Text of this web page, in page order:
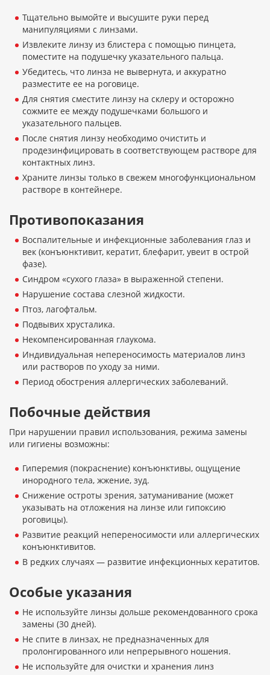
Тщательно вымойте и высушите руки перед
манипуляциями с линзами.
Извлеките линзу из блистера с помощью пинцета,
поместите на подушечку указательного пальца.
Убедитесь, что линза не вывернута, и аккуратно
разместите ее на роговице.
Для снятия сместите линзу на склеру и осторожно
сожмите ее между подушечками большого и
указательного пальцев.
После снятия линзу необходимо очистить и
продезинфицировать в соответствующем растворе для
контактных линз.
Храните линзы только в свежем многофункциональном
растворе в контейнере.
Противопоказания
Воспалительные и инфекционные заболевания глаз и
век (конъюнктивит, кератит, блефарит, увеит в острой
фазе).
Синдром «сухого глаза» в выраженной степени.
Нарушение состава слезной жидкости.
Птоз, лагофтальм.
Подвывих хрусталика.
Некомпенсированная глаукома.
Индивидуальная непереносимость материалов линз
или растворов по уходу за ними.
Период обострения аллергических заболеваний.
Побочные действия
При нарушении правил использования, режима замены
или гигиены возможны:
Гиперемия (покраснение) конъюнктивы, ощущение
инородного тела, жжение, зуд.
Снижение остроты зрения, затуманивание (может
указывать на отложения на линзе или гипоксию
роговицы).
Развитие реакций непереносимости или аллергических
конъюнктивитов.
В редких случаях — развитие инфекционных кератитов.
Особые указания
Не используйте линзы дольше рекомендованного срока
замены (30 дней).
Не спите в линзах, не предназначенных для
пролонгированного или непрерывного ношения.
Не используйте для очистки и хранения линз